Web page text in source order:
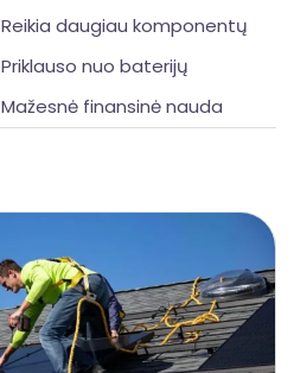
Reikia daugiau komponentų
Priklauso nuo baterijų
Mažesnė finansinė nauda